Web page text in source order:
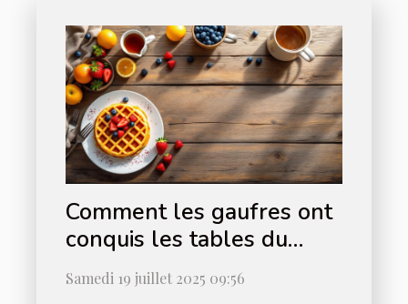
Comment les gaufres ont
conquis les tables du
monde entier ?
Samedi 19 juillet 2025 09:56